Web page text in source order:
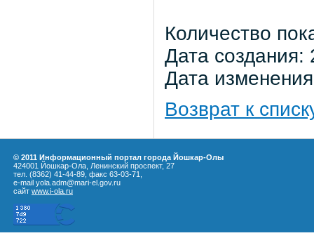
Количество
Дата
Дата
Возврат к
© 2011 Информационный портал города Йошкар-Олы
424001 Йошкар-Ола, Ленинский проспект, 27
тел. (8362) 41-44-89, факс 63-03-71,
e-mail yola.adm@mari-el.gov.ru
сайт www.i-ola.ru